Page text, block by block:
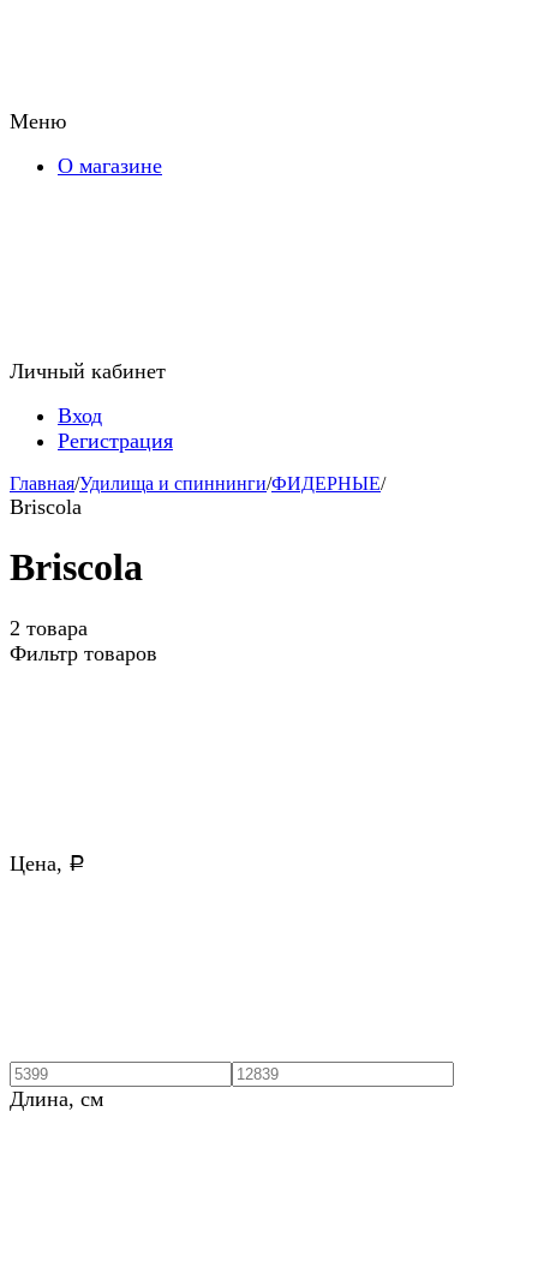
Меню
О магазине
Личный кабинет
Вход
Регистрация
Главная/Удилища и спиннинги/ФИДЕРНЫЕ/
Briscola
Briscola
2 товара
Фильтр товаров
Цена, Р
Длина, см